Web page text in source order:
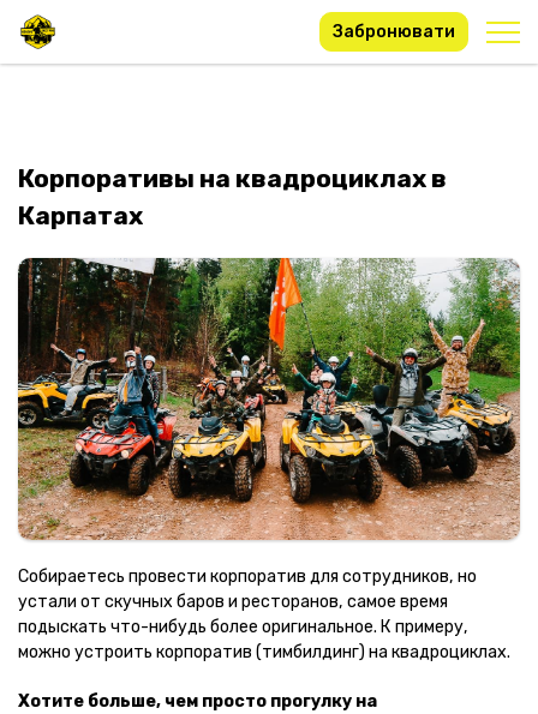
Забронювати
Корпоративы на квадроциклах в
Карпатах
Собираетесь провести корпоратив для сотрудников, но
устали от скучных баров и ресторанов, самое время
подыскать что-нибудь более оригинальное. К примеру,
можно устроить корпоратив (тимбилдинг) на квадроциклах.
Хотите больше, чем просто прогулку на